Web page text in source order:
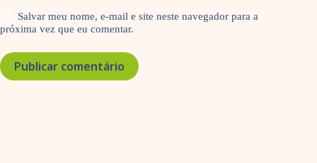
Salvar meu nome, e-mail e site neste navegador para a
próxima vez que eu comentar.
Publicar comentário